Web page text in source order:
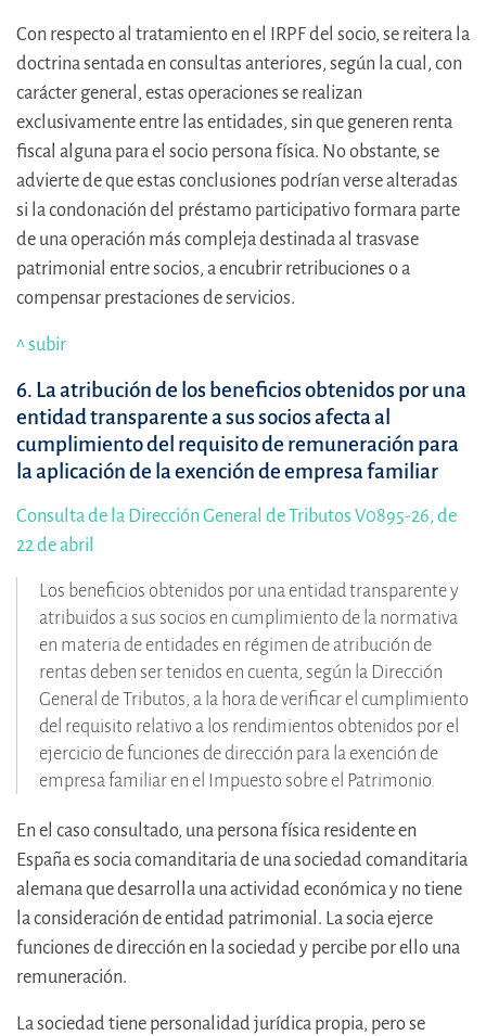
Con respecto al tratamiento en el IRPF del socio, se reitera la
doctrina sentada en consultas anteriores, según la cual, con
carácter general, estas operaciones se realizan
exclusivamente entre las entidades, sin que generen renta
fiscal alguna para el socio persona física. No obstante, se
advierte de que estas conclusiones podrían verse alteradas
si la condonación del préstamo participativo formara parte
de una operación más compleja destinada al trasvase
patrimonial entre socios, a encubrir retribuciones o a
compensar prestaciones de servicios.
^ subir
6. La atribución de los beneficios obtenidos por una
entidad transparente a sus socios afecta al
cumplimiento del requisito de remuneración para
la aplicación de la exención de empresa familiar
Consulta de la Dirección General de Tributos V0895-26, de
22 de abril
Los beneficios obtenidos por una entidad transparente y
atribuidos a sus socios en cumplimiento de la normativa
en materia de entidades en régimen de atribución de
rentas deben ser tenidos en cuenta, según la Dirección
General de Tributos, a la hora de verificar el cumplimiento
del requisito relativo a los rendimientos obtenidos por el
ejercicio de funciones de dirección para la exención de
empresa familiar en el Impuesto sobre el Patrimonio.
En el caso consultado, una persona física residente en
España es socia comanditaria de una sociedad comanditaria
alemana que desarrolla una actividad económica y no tiene
la consideración de entidad patrimonial. La socia ejerce
funciones de dirección en la sociedad y percibe por ello una
remuneración.
La sociedad tiene personalidad jurídica propia, pero se